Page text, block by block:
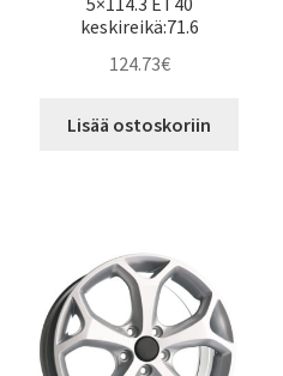
keskireikä:71.6
124.73€
Lisää ostoskoriin